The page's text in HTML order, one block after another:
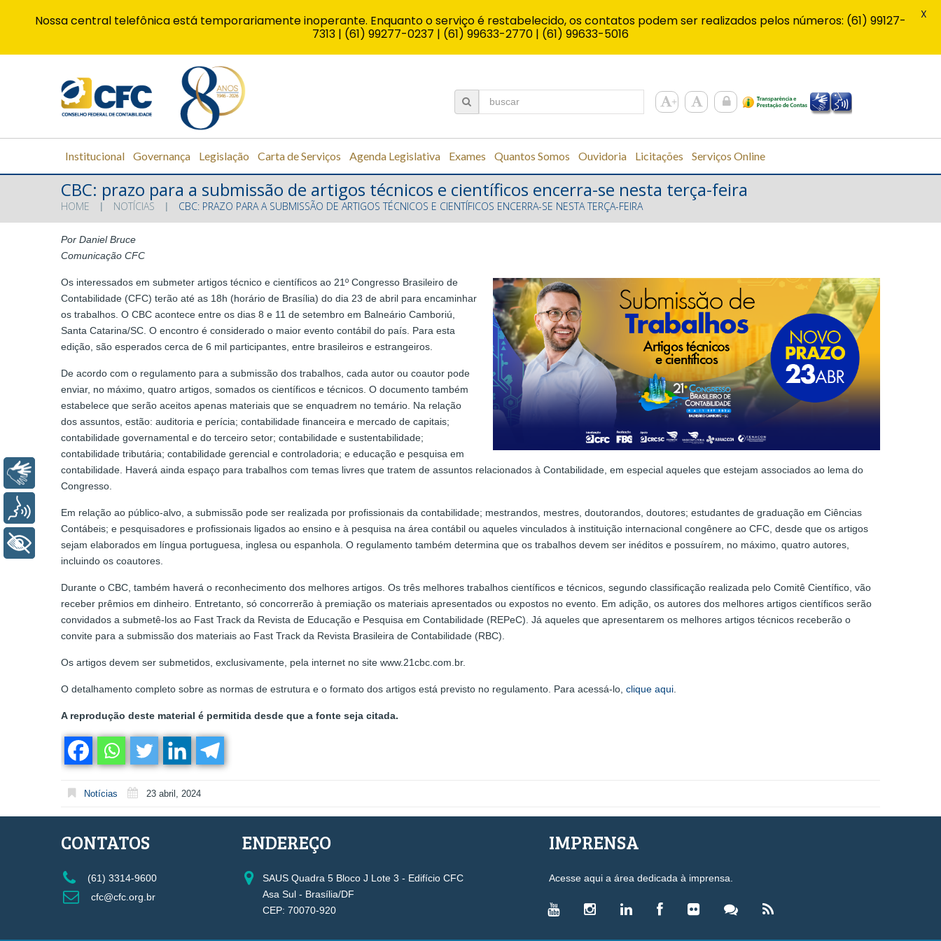
Institucional Governança Legislação Carta de Serviços Agenda Legislativa Exames Quantos Somos Ouvidoria Licitações Serviços Online
CBC: prazo para a submissão de artigos técnicos e científicos encerra-se nesta terça-feira
HOME NOTÍCIAS CBC: PRAZO PARA A SUBMISSÃO DE ARTIGOS TÉCNICOS E CIENTÍFICOS ENCERRA-SE NESTA TERÇA-FEIRA
Por Daniel Bruce
Comunicação CFC
Os interessados em submeter artigos técnico e científicos ao 21º Congresso Brasileiro de
Contabilidade (CFC) terão até as 18h (horário de Brasília) do dia 23 de abril para encaminhar
os trabalhos. O CBC acontece entre os dias 8 e 11 de setembro em Balneário Camboriú,
Santa Catarina/SC. O encontro é considerado o maior evento contábil do país. Para esta
edição, são esperados cerca de 6 mil participantes, entre brasileiros e estrangeiros.
De acordo com o regulamento para a submissão dos trabalhos, cada autor ou coautor pode
enviar, no máximo, quatro artigos, somados os científicos e técnicos. O documento também
estabelece que serão aceitos apenas materiais que se enquadrem no temário. Na relação
dos assuntos, estão: auditoria e perícia; contabilidade financeira e mercado de capitais;
contabilidade governamental e do terceiro setor; contabilidade e sustentabilidade;
contabilidade tributária; contabilidade gerencial e controladoria; e educação e pesquisa em
contabilidade. Haverá ainda espaço para trabalhos com temas livres que tratem de assuntos relacionados à Contabilidade, em especial aqueles que estejam associados ao lema do
Congresso.
Em relação ao público-alvo, a submissão pode ser realizada por profissionais da contabilidade; mestrandos, mestres, doutorandos, doutores; estudantes de graduação em Ciências
Contábeis; e pesquisadores e profissionais ligados ao ensino e à pesquisa na área contábil ou aqueles vinculados à instituição internacional congênere ao CFC, desde que os artigos
sejam elaborados em língua portuguesa, inglesa ou espanhola. O regulamento também determina que os trabalhos devem ser inéditos e possuírem, no máximo, quatro autores,
incluindo os coautores.
Durante o CBC, também haverá o reconhecimento dos melhores artigos. Os três melhores trabalhos científicos e técnicos, segundo classificação realizada pelo Comitê Científico, vão
receber prêmios em dinheiro. Entretanto, só concorrerão à premiação os materiais apresentados ou expostos no evento. Em adição, os autores dos melhores artigos científicos serão
convidados a submetê-los ao Fast Track da Revista de Educação e Pesquisa em Contabilidade (REPeC). Já aqueles que apresentarem os melhores artigos técnicos receberão o
convite para a submissão dos materiais ao Fast Track da Revista Brasileira de Contabilidade (RBC).
Os artigos devem ser submetidos, exclusivamente, pela internet no site www.21cbc.com.br.
O detalhamento completo sobre as normas de estrutura e o formato dos artigos está previsto no regulamento. Para acessá-lo, clique aqui.
A reprodução deste material é permitida desde que a fonte seja citada.
Notícias 23 abril, 2024
CONTATOS
(61) 3314-9600
cfc@cfc.org.br
ENDEREÇO
SAUS Quadra 5 Bloco J Lote 3 - Edifício CFC
Asa Sul - Brasília/DF
CEP: 70070-920
IMPRENSA
Acesse aqui a área dedicada à imprensa.
Nossa central telefônica está temporariamente inoperante. Enquanto o serviço é restabelecido, os contatos podem ser realizados pelos números: (61) 99127-
7313 | (61) 99277-0237 | (61) 99633-2770 | (61) 99633-5016
X
Libras
Voz
+ Acessibilidade